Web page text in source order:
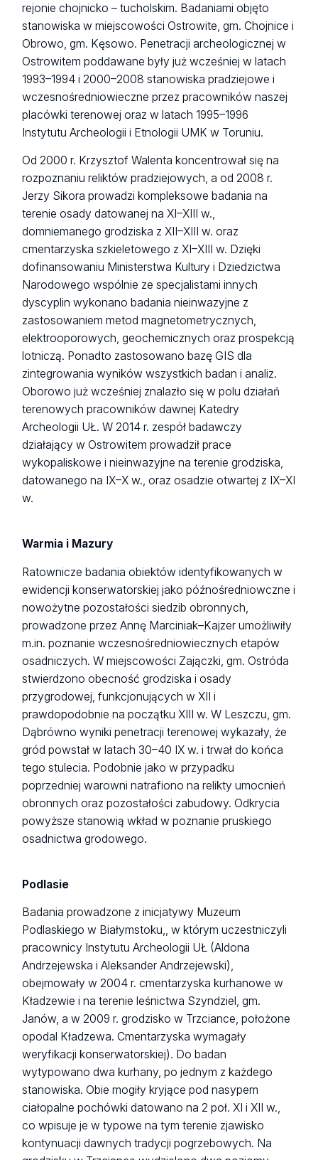
rejonie chojnicko – tucholskim. Badaniami objęto
stanowiska w miejscowości Ostrowite, gm. Chojnice i
Obrowo, gm. Kęsowo. Penetracji archeologicznej w
Ostrowitem poddawane były już wcześniej w latach
1993–1994 i 2000–2008 stanowiska pradziejowe i
wczesnośredniowieczne przez pracowników naszej
placówki terenowej oraz w latach 1995–1996
Instytutu Archeologii i Etnologii UMK w Toruniu.
Od 2000 r. Krzysztof Walenta koncentrował się na
rozpoznaniu reliktów pradziejowych, a od 2008 r.
Jerzy Sikora prowadzi kompleksowe badania na
terenie osady datowanej na XI–XIII w.,
domniemanego grodziska z XII–XIII w. oraz
cmentarzyska szkieletowego z XI–XIII w. Dzięki
dofinansowaniu Ministerstwa Kultury i Dziedzictwa
Narodowego wspólnie ze specjalistami innych
dyscyplin wykonano badania nieinwazyjne z
zastosowaniem metod magnetometrycznych,
elektrooporowych, geochemicznych oraz prospekcją
lotniczą. Ponadto zastosowano bazę GIS dla
zintegrowania wyników wszystkich badan i analiz.
Oborowo już wcześniej znalazło się w polu działań
terenowych pracowników dawnej Katedry
Archeologii UŁ. W 2014 r. zespół badawczy
działający w Ostrowitem prowadził prace
wykopaliskowe i nieinwazyjne na terenie grodziska,
datowanego na IX–X w., oraz osadzie otwartej z IX–XI
w.
Warmia i Mazury
Ratownicze badania obiektów identyfikowanych w
ewidencji konserwatorskiej jako późnośredniowczne i
nowożytne pozostałości siedzib obronnych,
prowadzone przez Annę Marciniak–Kajzer umożliwiły
m.in. poznanie wczesnośredniowiecznych etapów
osadniczych. W miejscowości Zajączki, gm. Ostróda
stwierdzono obecność grodziska i osady
przygrodowej, funkcjonujących w XII i
prawdopodobnie na początku XIII w. W Leszczu, gm.
Dąbrówno wyniki penetracji terenowej wykazały, że
gród powstał w latach 30–40 IX w. i trwał do końca
tego stulecia. Podobnie jako w przypadku
poprzedniej warowni natrafiono na relikty umocnień
obronnych oraz pozostałości zabudowy. Odkrycia
powyższe stanowią wkład w poznanie pruskiego
osadnictwa grodowego.
Podlasie
Badania prowadzone z inicjatywy Muzeum
Podlaskiego w Białymstoku,, w którym uczestniczyli
pracownicy Instytutu Archeologii UŁ (Aldona
Andrzejewska i Aleksander Andrzejewski),
obejmowały w 2004 r. cmentarzyska kurhanowe w
Kładzewie i na terenie leśnictwa Szyndziel, gm.
Janów, a w 2009 r. grodzisko w Trzciance, położone
opodal Kładzewa. Cmentarzyska wymagały
weryfikacji konserwatorskiej). Do badan
wytypowano dwa kurhany, po jednym z każdego
stanowiska. Obie mogiły kryjące pod nasypem
ciałopalne pochówki datowano na 2 poł. XI i XII w.,
co wpisuje je w typowe na tym terenie zjawisko
kontynuacji dawnych tradycji pogrzebowych. Na